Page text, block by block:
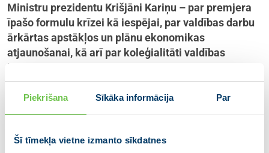
Piekrišana Sīkāka informācija Par
Šī tīmekļa vietne izmanto sīkdatnes
Ministru prezidentu Krišjāni Kariņu – par premjera
īpašo formulu krīzei kā iespējai, par valdības darbu
ārkārtas apstākļos un plānu ekonomikas
atjaunošanai, kā arī par koleģialitāti valdības
koalīcijā.
Sarunu vadīs partijas VIENOTĪBA ģenerālsekretārs
https://www.facebook.com/jaunavienotiba.lv/